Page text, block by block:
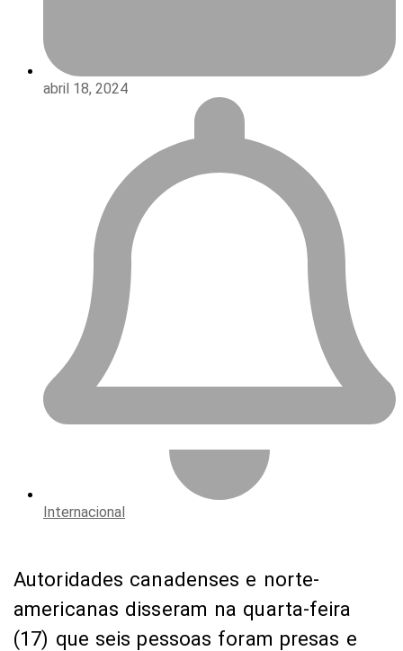
abril 18, 2024
Internacional
Autoridades canadenses e norte-
americanas disseram na quarta-feira
(17) que seis pessoas foram presas e